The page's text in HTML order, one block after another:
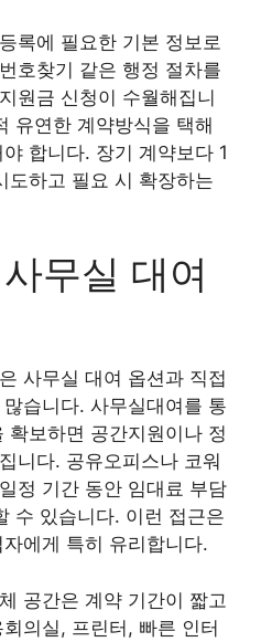
록에 필요한 기본 정보로
호찾기 같은 행정 절차를
원금 신청이 수월해집니
유연한 계약방식을 택해
합니다. 장기 계약보다 1
도하고 필요 시 확장하는
무실 대여
사무실 대여 옵션과 직접
습니다. 사무실대여를 통
확보하면 공간지원이나 정
니다. 공유오피스나 코워
정 기간 동안 임대료 부담
수 있습니다. 이런 접근은
에게 특히 유리합니다.
공간은 계약 기간이 짧고
의실, 프린터, 빠른 인터